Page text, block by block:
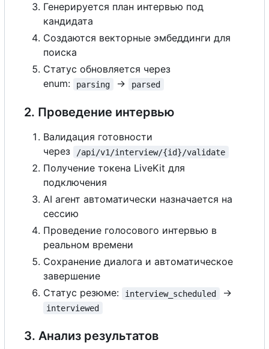
Генерируется план интервью под
кандидата
Создаются векторные эмбеддинги для
поиска
Статус обновляется через
enum:
parsing → parsed
2. Проведение интервью
Валидация готовности
через
/api/v1/interview/{id}/validate
Получение токена LiveKit для
подключения
AI агент автоматически назначается на
сессию
Проведение голосового интервью в
реальном времени
Сохранение диалога и автоматическое
завершение
Статус резюме:
interview_scheduled →
interviewed
3. Анализ результатов